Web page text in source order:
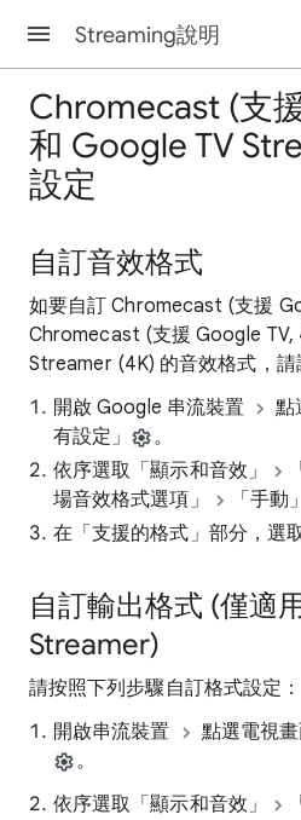
Streaming說明
Chromecast (支
和 Google TV
設定
自訂音效格式
如要自訂 Chromecast (支援
Chromecast (支援 Google TV,
Streamer (4K) 的音效格式，請
開啟 Google 串流裝置
點
有設定」
。
依序選取「顯示和音效」
場音效格式選項」
「手動」
在「支援的格式」 部分，選
自訂輸出格式 (僅適
Streamer)
請按照下列步驟自訂格式設定：
開啟串流裝置
點選電視
。
依序選取「顯示和音效」